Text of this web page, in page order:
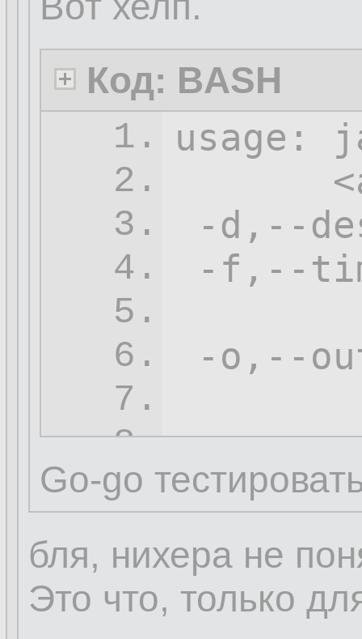
Код: BASH
1.
2.
3.
4.
5.
6.
7.
8.
9.
11.
usage:
-d ,--
-f ,--
-o,--
-s,--
-t,--
Go-go
бля, нихера не
Это что, только